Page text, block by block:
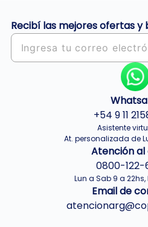
Recibí las mejores ofertas
+54 9 11
Asistente
At. personalizada de
Atención
0800-122-
Lun a Sab 9 a 22hs,
Email de